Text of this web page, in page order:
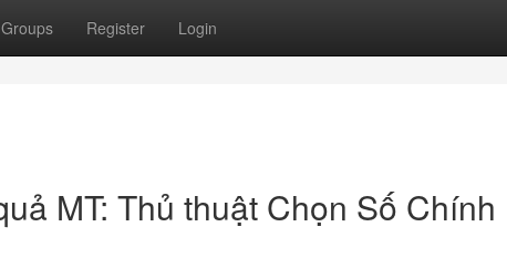
Groups Register Login
MT: Thủ thuật Chọn Số Chính